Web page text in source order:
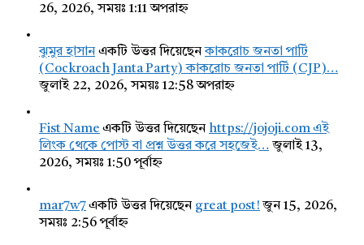
26, 2026, সময়ঃ 1:11 অপরাহ্ন
ঝুমুর হাসানএকটি উত্তর দিয়েছেনকাকরোচ জনতা পার্টি
(Cockroach Janta Party) কাকরোচ জনতা পার্টি (CJP)…
জুলাই 22, 2026, সময়ঃ 12:58 অপরাহ্ন
Fist Name একটি উত্তর দিয়েছেন https://jojoji.com এই
লিংক থেকে পোস্ট বা প্রশ্ন উত্তর করে সহজেই… জুলাই 13,
2026, সময়ঃ 1:50 পূর্বাহ্ন
mar7w7একটি উত্তর দিয়েছেন great post! জুন 15, 2026,
সময়ঃ 2:56 পূর্বাহ্ন